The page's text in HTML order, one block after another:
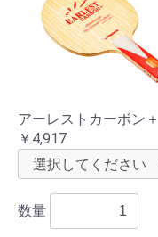
アーレストカーボン＋
￥4,917
数量